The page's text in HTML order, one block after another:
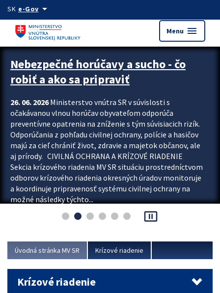
Preskocit na hlavný obsah
SK e-Govarrow_drop_down
Menu menu
Zastavit automatický posun upútavok
Nebezpečné horúčavy a sucho - čo
robiť a ako sa pripraviť
26. 06. 2026Ministerstvo vnútra SR v súvislosti s
očakávanou vlnou horúčav obyvateľom odporúča
preventívne opatrenia na zníženie s tým súvisiacich rizík.
Odporúčania z pohľadu civilnej ochrany, polície a hasičov
majú za cieľ chrániť život, zdravie a majetok občanov, ale
aj prírody. CIVILNÁ OCHRANA A KRÍZOVÉ RIADENIE
Sekcia krízového riadenia MV SR situáciu prostredníctvom
odborov krízového riadenia okresných úradov monitoruje
a koordinuje pripravenosť systému civilnej ochrany na
možné následky týchto...
pause_presentation
Úvodná stránka MV SR Krízové riadenie
Krízové riadenie